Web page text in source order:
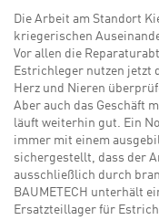
Die Arbeit am Standort
kriegerischen
Vor allen die
Estrichleger nutzen jetzt
Herz und Nieren
Aber auch das Geschäft
läuft weiterhin gut. Ein
immer mit einem
sichergestellt, dass der
ausschließlich durch
BAUMETECH unterhält
Ersatzteillager für